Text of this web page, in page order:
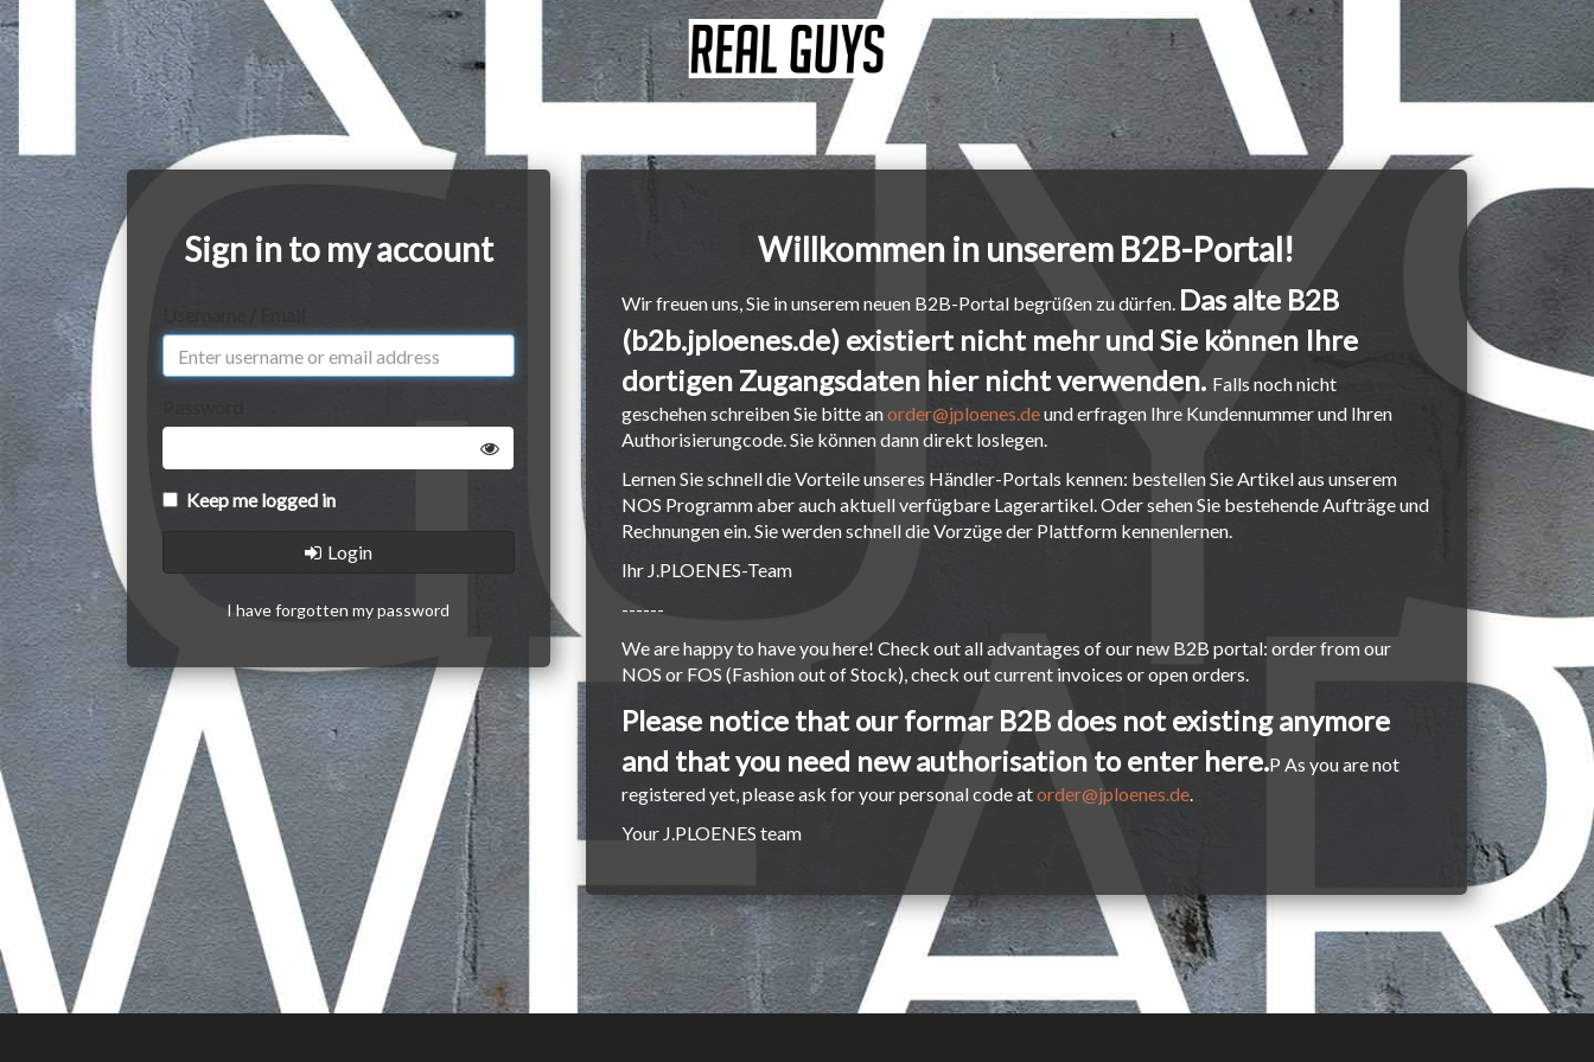
Sign in to my account
Keep me logged in
Login
I have forgotten my password
Willkommen in unserem B2B-Portal!
Wir freuen uns, Sie in unserem neuen B2B-Portal begrüßen zu dürfen. Das alte B2B
(b2b.jploenes.de) existiert nicht mehr und Sie können Ihre
dortigen Zugangsdaten hier nicht verwenden. Falls noch nicht
geschehen schreiben Sie bitte anorder@jploenes.deund erfragen Ihre Kundennummer und Ihren
Authorisierungcode. Sie können dann direkt loslegen.
Lernen Sie schnell die Vorteile unseres Händler-Portals kennen: bestellen Sie Artikel aus unserem
NOS Programm aber auch aktuell verfügbare Lagerartikel. Oder sehen Sie bestehende Aufträge und
Rechnungen ein. Sie werden schnell die Vorzüge der Plattform kennenlernen.
Ihr J.PLOENES-Team
------
We are happy to have you here! Check out all advantages of our new B2B portal: order from our
NOS or FOS (Fashion out of Stock), check out current invoices or open orders.
Please notice that our formar B2B does not existing anymore
and that you need new authorisation to enter here.P As you are not
registered yet, please ask for your personal code atorder@jploenes.de.
Your J.PLOENES team